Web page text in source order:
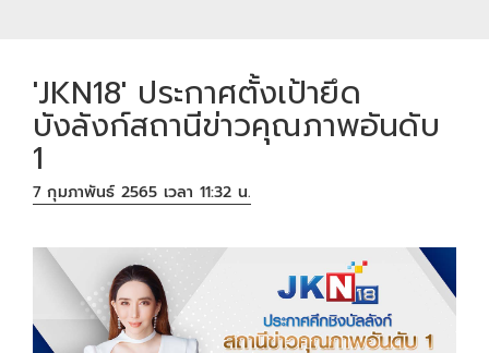
'JKN18' ประกาศตั้งเป้ายึด
บังลังก์สถานีข่าวคุณภาพอันดับ
1
7 กุมภาพันธ์ 2565 เวลา 11:32 น.